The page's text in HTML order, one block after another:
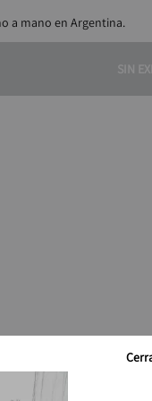
a mano en Argentina.
SIN